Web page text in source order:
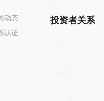
动态
认证
投资者关系